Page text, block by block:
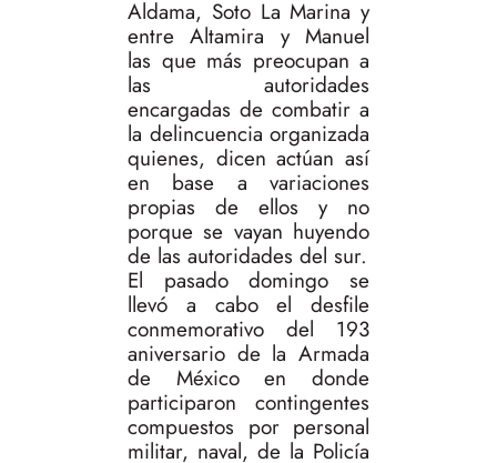
Aldama, Soto La Marina y
entre Altamira y Manuel
las que más preocupan a
las autoridades
encargadas de combatir a
la delincuencia organizada
quienes, dicen actúan así
en base a variaciones
propias de ellos y no
porque se vayan huyendo
de las autoridades del sur.
El pasado domingo se
llevó a cabo el desfile
conmemorativo del 193
aniversario de la Armada
de México en donde
participaron contingentes
compuestos por personal
militar, naval, de la Policía